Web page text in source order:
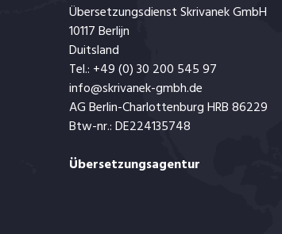
Übersetzungsdienst Skrivanek GmbH
10117 Berlijn
Duitsland
Tel.: +49 (0) 30 200 545 97
info@skrivanek-gmbh.de
AG Berlin-Charlottenburg HRB 86229
Btw-nr.: DE224135748
Übersetzungsagentur